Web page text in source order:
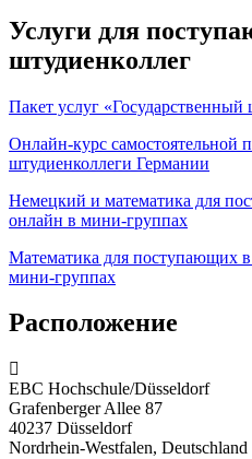
Услуги для
штудиенколлег
Пакет услуг «Государственный
Онлайн-курс самостоятельной
штудиенколлеги Германии
Немецкий и математика для
онлайн в мини-группах
Математика для поступающих
мини-группах
Расположение
EBC Hochschule/Düsseldorf
Grafenberger Allee 87
40237 Düsseldorf
Nordrhein-Westfalen, Deutschland